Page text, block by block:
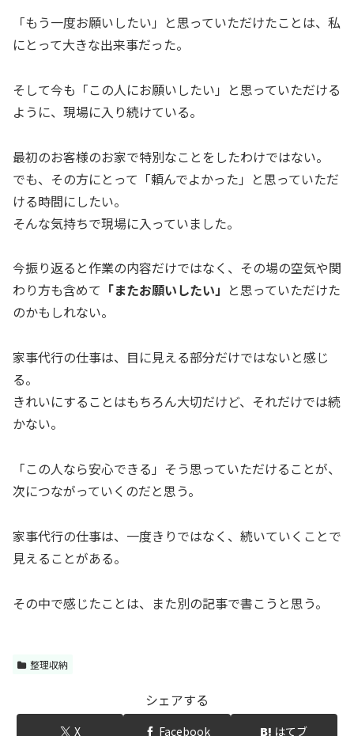
「もう一度お願いしたい」と思っていただけたことは、私
にとって大きな出来事だった。
そして今も「この人にお願いしたい」と思っていただける
ように、現場に入り続けている。
最初のお客様のお家で特別なことをしたわけではない。
でも、その方にとって「頼んでよかった」と思っていただ
ける時間にしたい。
そんな気持ちで現場に入っていました。
今振り返ると作業の内容だけではなく、その場の空気や関
わり方も含めて 「またお願いしたい」 と思っていただけた
のかもしれない。
家事代行の仕事は、目に見える部分だけではないと感じ
る。
きれいにすることはもちろん大切だけど、それだけでは続
かない。
「この人なら安心できる」そう思っていただけることが、
次につながっていくのだと思う。
家事代行の仕事は、一度きりではなく、続いていくことで
見えることがある。
その中で感じたことは、また別の記事で書こうと思う。
整理収納
シェアする
X Facebook はてブ